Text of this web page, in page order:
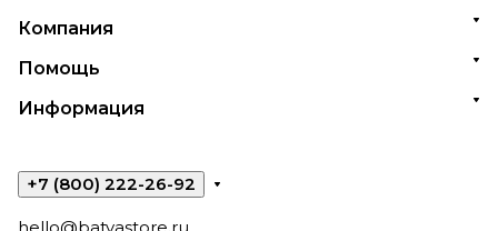
Компания
Помощь
Информация
+7 (800) 222-26-92